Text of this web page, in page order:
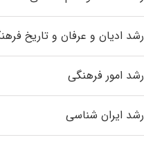
ادیان و عرفان و تاریخ
امور فرهنگی
ایران شناسی